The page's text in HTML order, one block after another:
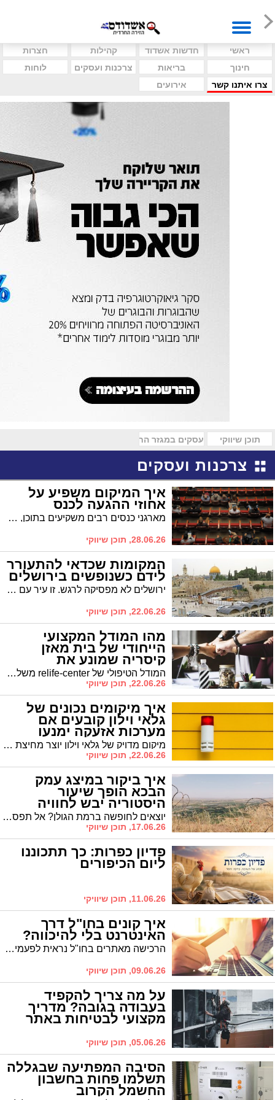
ראשי חדשות אשדוד קהילות
חצרות
חינוך
בריאות צרכנות ועסקים
לוחות
צרו איתנו קשר
אירועים
תוכן שיווקי עסקים במגזר החרדי
צרכנות ועסקים
איך המיקום משפיע על
אחוזי ההגעה לכנס
מארגני כנסים רבים משקיעים בתוכן, מאתרים מרצים מצוינים ומגבשים תוכנית מעניינת ואז מגלים שביום האירוע מספר הנוכחים נמוך בהרבה ממספר מי שאישרו הגעה. הפער הזה לא תמיד נובע מהתוכן או מהעיתוי ובמקרים מסוימים הוא קשור דווקא למיקום של הכנס שמשפיע מאוד על סיכוי ההגעה. כי משתתפים חושבים על מרחק, פקקים, חיפוש חנייה ועלות החנייה ועשויים לוותר על ההשתתפות בגלל כל הפרמטרים האלה גם אם התוכן מעניין אותם. רוצים להביא כמה שיותר אנשים לכנס שלכם? הנה כל הגורמים שיש לקחת בחשבון:
28.06.26, תוכן שיווקי
המקומות שכדאי להתעורר
לידם כשנופשים בירושלים
ירושלים לא מפסיקה לרגש. זו עיר עם שכבות, אווירה שמשתנה כל כמה רחובות, נופים שמשלבים אבן ירושלמית, סמטאות נושנות וכיכרות עירוניות שבהן השעון נע אחרת. בגלל המגוון של העיר חשוב מאוד לבחור לינה בירושלים במיקום שתאהבו כי כל מקום יחבר אתכם לצד אחר של עיר הבירה. ישנם אזורים שמתאימים לחוויה אורבנית תוססת עם בתי קפה, חנויות וגלריות, בעוד שישנם כאלה שמציעים שקט, אבן ירושלמית, נוף לחומות ותחושת עיר שמתעוררת לאט. בכל הנוגע לקרבה לאטרקציות, להעדפה הקולינרית ולתחושת המקום האזור שתבחרו ישפיע על אופי השהות יותר מכל פרט אחר.
22.06.26, תוכן שיווקי
מהו המודל המקצועי
הייחודי של בית מאזן
קיסריה שמונע את
הידרדרות נפשית? המודל הטיפולי של relife-center משלב רפואה פסיכיאטרית מתקדמת עם סביבה משפחתית חמה, שביחד יוצרים רשת ביטחון שעוצרת בזמן את כדור השלג של המשבר הנפשי.
22.06.26, תוכן שיווקי
איך מיקומים נכונים של
גלאי וילון קובעים אם
מערכות אזעקה ימנעו
פריצה? מיקום מדויק של גלאי וילון יוצר מחיצת הגנה בלתי נראית בנקודות התורפה של הבית, וקובע אם מערכות אזעקה יבלמו פורץ מחוץ למבנה או יתעוררו מאוחר מדי.
22.06.26, תוכן שיווקי
איך ביקור במיצג עמק
הבכא הופך שיעור
היסטוריה יבש לחוויה
חושית שמחברת אותנו
לשורשים?
יוצאים לחופשה ברמת הגולן? אל תפספסו את המיצג שימחיש בפניכם את ההיסטוריה. מיצג עמק הבכא מציג את הסיפור ההיסטורי וממחיש אותו היטב, כשהוא לוקח את אחד הקרבות המשמעותיים של מלחמת יום הכיפורים ומגיש אותו כסיפור אנושי שמתרחש מול עיניכם. המיצג מספר את סיפור הגבורה של חטיבה 7 במלחמת יום הכיפורים לאורך כעשרים דקות ומשלב עדויות של הלוחמים לצד הקרנה איכותית, לאחריו ניתן הסבר ומענה לשאלות הצופים. זו הסיבה שהמיצג הפך לנקודת עצירה שרבים מוסיפים לתוכנית הטיול ברמת הגולן, שכן הוא מציע משהו שקשה למצוא בטיול רגיל: מפגש ישיר עם ההיסטוריה שמשאיר חותם.
17.06.26, תוכן שיווקי
פדיון כפרות: כך תתכוננו
ליום הכיפורים
11.06.26, תוכן שיוויקי
איך קונים בחו"ל דרך
האינטרנט בלי להיכווה?
הרכישה מאתרים בחו"ל נראית לפעמים כמו הרפתקה: מחירים נמוכים מצד אחד, אבל מכסים, עיכובים ואי-ודאות מהצד השני. אם עושים את זה נכון, אפשר לחסוך בצורה משמעותית - ולפעמים להשיג מוצרים שבכלל לא קיימים בארץ.
09.06.26, תוכן שיווקי
על מה צריך להקפיד
בעבודה בגובה? מדריך
מקצועי לבטיחות באתר
05.06.26, תוכן שיווקי
הסיבה המפתיעה שבגללה
תשלמו פחות בחשבון
החשמל הקרוב